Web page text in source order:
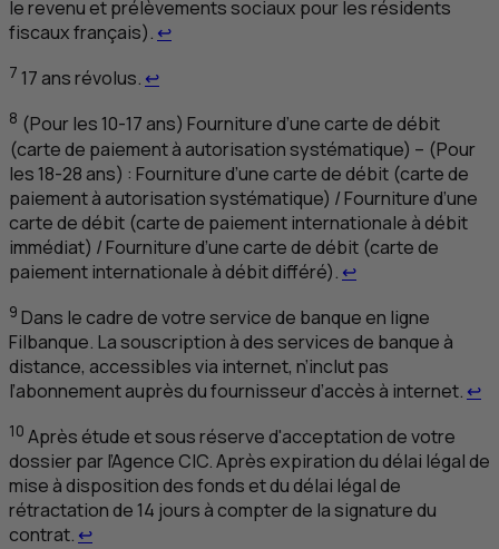
le revenu et prélèvements sociaux pour les résidents
fiscaux français). ↩Retour au renvoi 6
7 17 ans révolus. ↩Retour au renvoi 7
8 (Pour les 10-17 ans) Fourniture d’une carte de débit
(carte de paiement à autorisation systématique) – (Pour
les 18-28 ans) : Fourniture d’une carte de débit (carte de
paiement à autorisation systématique) / Fourniture d’une
carte de débit (carte de paiement internationale à débit
immédiat) / Fourniture d’une carte de débit (carte de
paiement internationale à débit différé). ↩Retour au renvoi
9 Dans le cadre de votre service de banque en ligne
Filbanque. La souscription à des services de banque à
distance, accessibles via internet, n’inclut pas
l’abonnement auprès du fournisseur d’accès à internet. ↩
10 Après étude et sous réserve d'acceptation de votre
dossier par l’AgenceCIC. Après expiration du délai légal de
mise à disposition des fonds et du délai légal de
rétractation de 14 jours à compter de la signature du
contrat. ↩Retour au renvoi 10